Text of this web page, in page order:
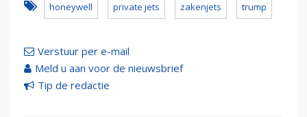
honeywell private jets zakenjets trump
Verstuur per e-mail
Meld u aan voor de nieuwsbrief
Tip de redactie